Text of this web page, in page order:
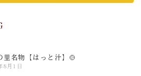
里名物【はっと汁】🍲
8月1日